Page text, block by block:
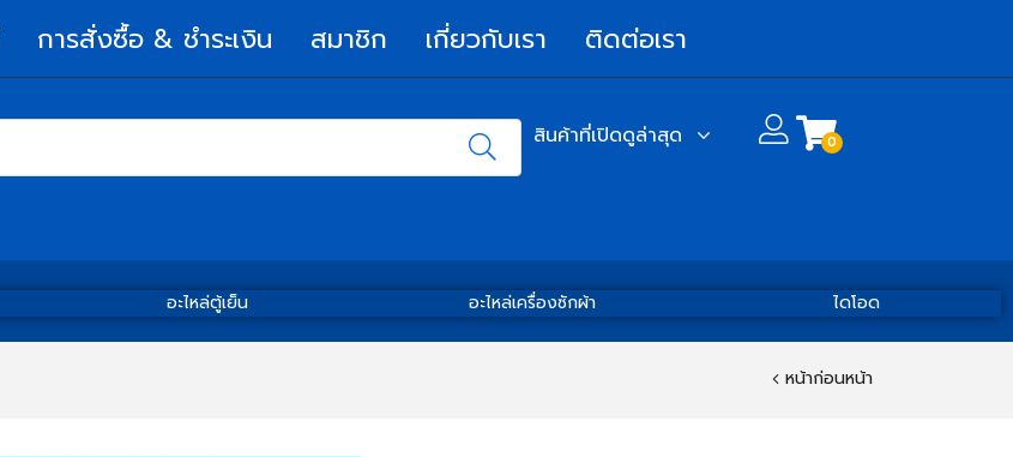
การสั่งซื้อ & ชำระเงิน สมาชิก เกี่ยวกับเรา ติดต่อเรา
สินค้าที่เปิดดูล่าสุด 0
อะไหล่ตู้เย็น อะไหล่เครื่องซักผ้า ไดโอด
หน้าก่อนหน้า